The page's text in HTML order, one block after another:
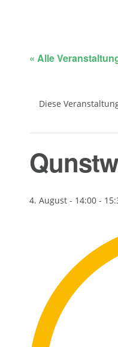
« Alle
Diese
4. August - 14:00 -